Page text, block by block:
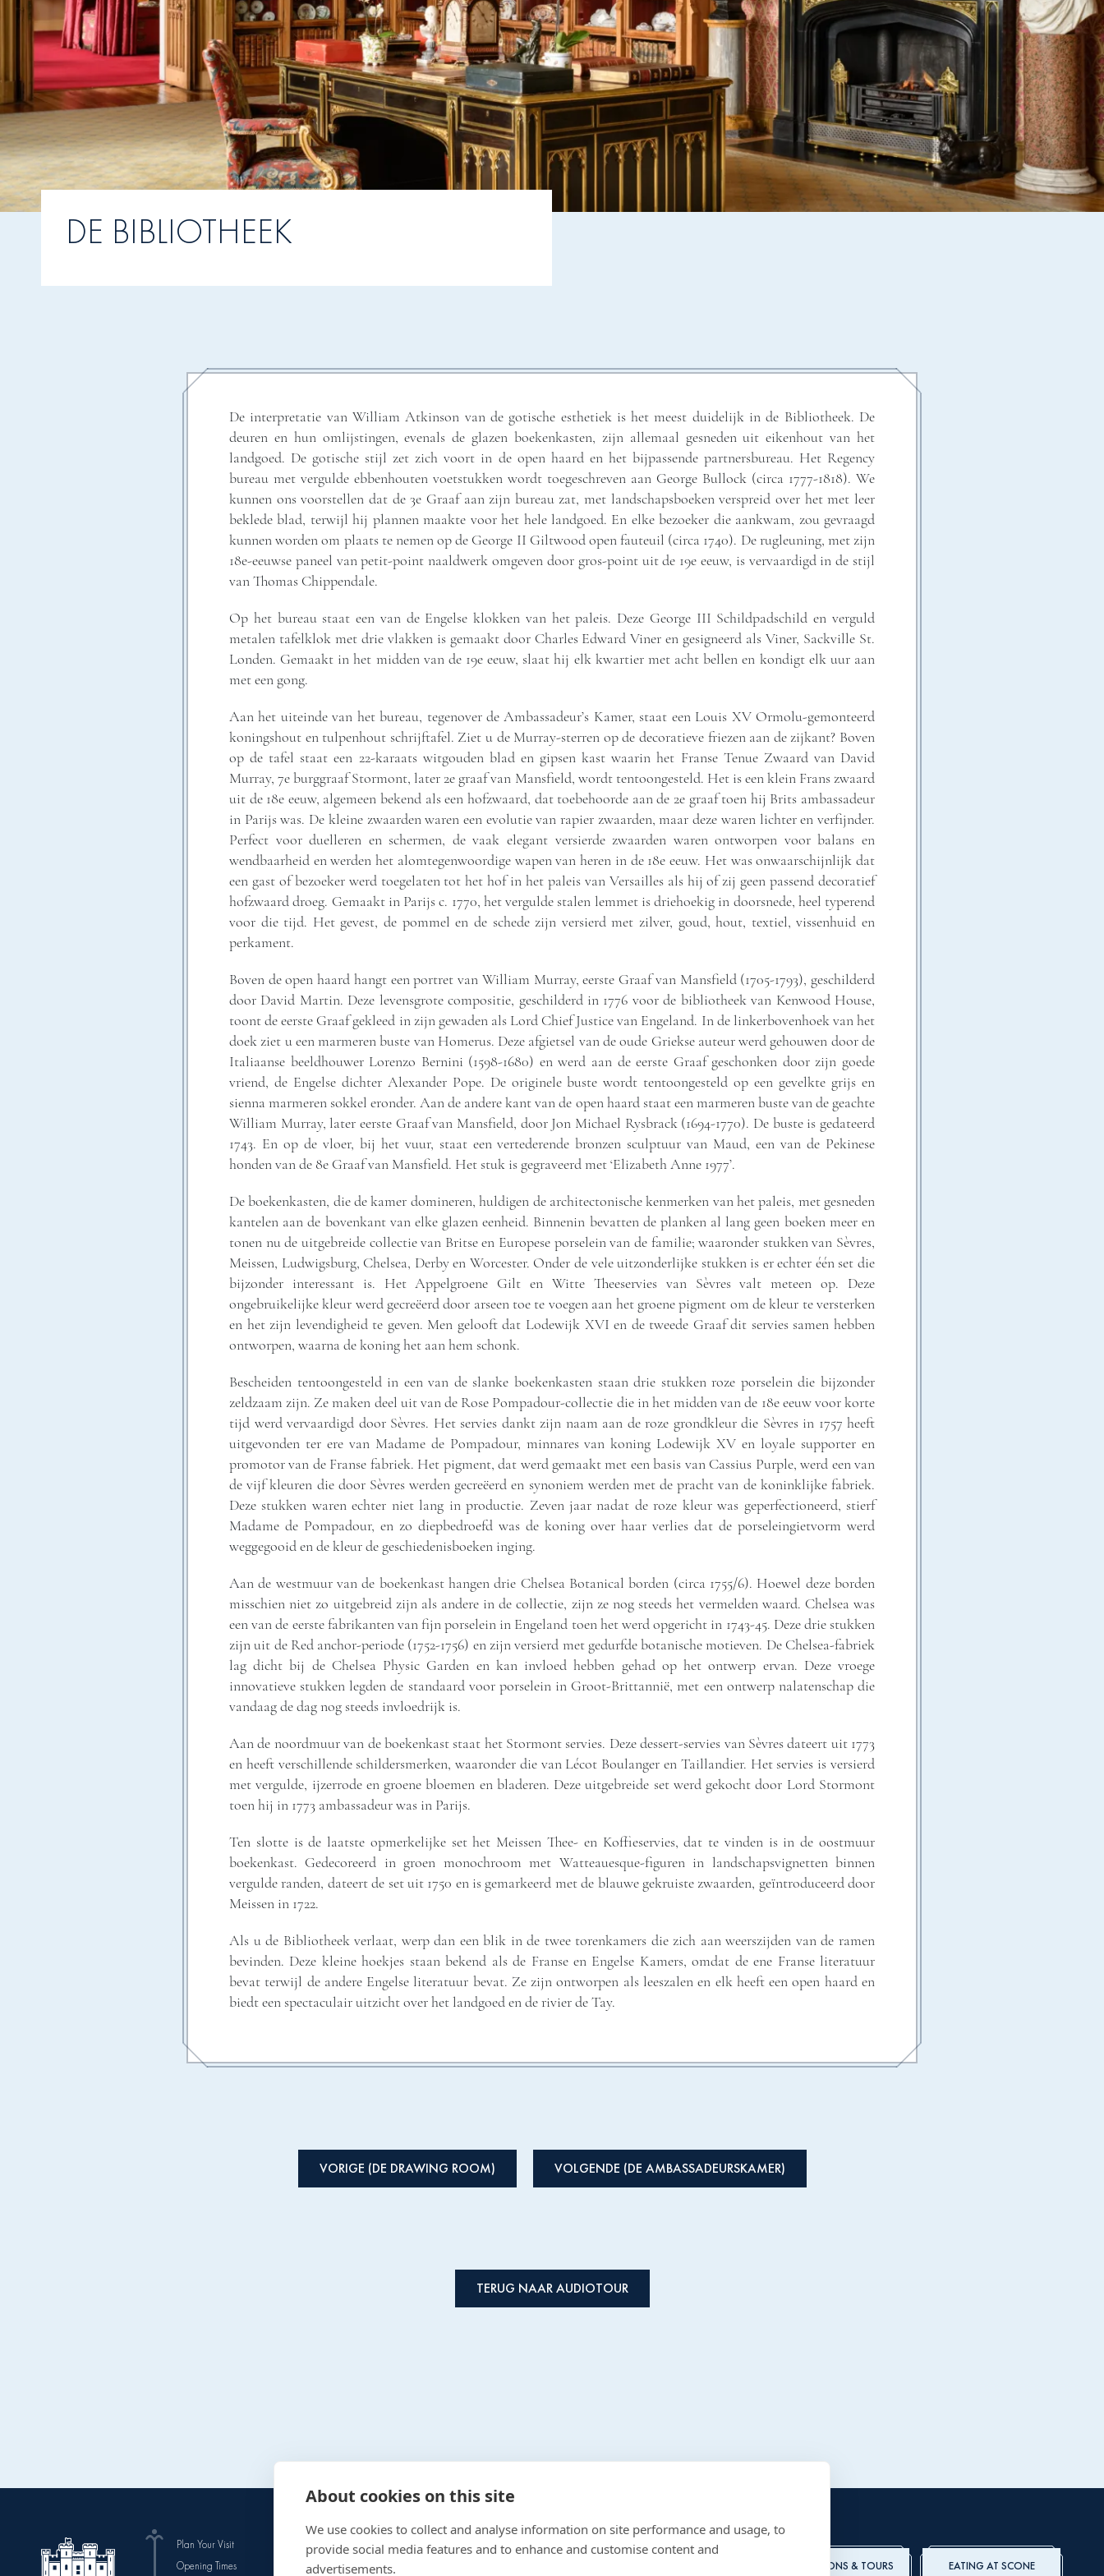
DE BIBLIOTHEEK
De interpretatie van William Atkinson van de gotische esthetiek is het meest duidelijk in de Bibliotheek. De
deuren en hun omlijstingen, evenals de glazen boekenkasten, zijn allemaal gesneden uit eikenhout van het
landgoed. De gotische stijl zet zich voort in de open haard en het bijpassende partnersbureau. Het Regency
bureau met vergulde ebbenhouten voetstukken wordt toegeschreven aan George Bullock (circa 1777-1818). We
kunnen ons voorstellen dat de 3e Graaf aan zijn bureau zat, met landschapsboeken verspreid over het met leer
beklede blad, terwijl hij plannen maakte voor het hele landgoed. En elke bezoeker die aankwam, zou gevraagd
kunnen worden om plaats te nemen op de George II Giltwood open fauteuil (circa 1740). De rugleuning, met zijn
18e-eeuwse paneel van petit-point naaldwerk omgeven door gros-point uit de 19e eeuw, is vervaardigd in de stijl
van Thomas Chippendale.
Op het bureau staat een van de Engelse klokken van het paleis. Deze George III Schildpadschild en verguld
metalen tafelklok met drie vlakken is gemaakt door Charles Edward Viner en gesigneerd als Viner, Sackville St.
Londen. Gemaakt in het midden van de 19e eeuw, slaat hij elk kwartier met acht bellen en kondigt elk uur aan
met een gong.
Aan het uiteinde van het bureau, tegenover de Ambassadeur’s Kamer, staat een Louis XV Ormolu-gemonteerd
koningshout en tulpenhout schrijftafel. Ziet u de Murray-sterren op de decoratieve friezen aan de zijkant? Boven
op de tafel staat een 22-karaats witgouden blad en gipsen kast waarin het Franse Tenue Zwaard van David
Murray, 7e burggraaf Stormont, later 2e graaf van Mansfield, wordt tentoongesteld. Het is een klein Frans zwaard
uit de 18e eeuw, algemeen bekend als een hofzwaard, dat toebehoorde aan de 2e graaf toen hij Brits ambassadeur
in Parijs was. De kleine zwaarden waren een evolutie van rapier zwaarden, maar deze waren lichter en verfijnder.
Perfect voor duelleren en schermen, de vaak elegant versierde zwaarden waren ontworpen voor balans en
wendbaarheid en werden het alomtegenwoordige wapen van heren in de 18e eeuw. Het was onwaarschijnlijk dat
een gast of bezoeker werd toegelaten tot het hof in het paleis van Versailles als hij of zij geen passend decoratief
hofzwaard droeg. Gemaakt in Parijs c. 1770, het vergulde stalen lemmet is driehoekig in doorsnede, heel typerend
voor die tijd. Het gevest, de pommel en de schede zijn versierd met zilver, goud, hout, textiel, vissenhuid en
perkament.
Boven de open haard hangt een portret van William Murray, eerste Graaf van Mansfield (1705-1793), geschilderd
door David Martin. Deze levensgrote compositie, geschilderd in 1776 voor de bibliotheek van Kenwood House,
toont de eerste Graaf gekleed in zijn gewaden als Lord Chief Justice van Engeland. In de linkerbovenhoek van het
doek ziet u een marmeren buste van Homerus. Deze afgietsel van de oude Griekse auteur werd gehouwen door de
Italiaanse beeldhouwer Lorenzo Bernini (1598-1680) en werd aan de eerste Graaf geschonken door zijn goede
vriend, de Engelse dichter Alexander Pope. De originele buste wordt tentoongesteld op een gevelkte grijs en
sienna marmeren sokkel eronder. Aan de andere kant van de open haard staat een marmeren buste van de geachte
William Murray, later eerste Graaf van Mansfield, door Jon Michael Rysbrack (1694-1770). De buste is gedateerd
1743. En op de vloer, bij het vuur, staat een vertederende bronzen sculptuur van Maud, een van de Pekinese
honden van de 8e Graaf van Mansfield. Het stuk is gegraveerd met ‘Elizabeth Anne 1977’.
De boekenkasten, die de kamer domineren, huldigen de architectonische kenmerken van het paleis, met gesneden
kantelen aan de bovenkant van elke glazen eenheid. Binnenin bevatten de planken al lang geen boeken meer en
tonen nu de uitgebreide collectie van Britse en Europese porselein van de familie; waaronder stukken van Sèvres,
Meissen, Ludwigsburg, Chelsea, Derby en Worcester. Onder de vele uitzonderlijke stukken is er echter één set die
bijzonder interessant is. Het Appelgroene Gilt en Witte Theeservies van Sèvres valt meteen op. Deze
ongebruikelijke kleur werd gecreëerd door arseen toe te voegen aan het groene pigment om de kleur te versterken
en het zijn levendigheid te geven. Men gelooft dat Lodewijk XVI en de tweede Graaf dit servies samen hebben
ontworpen, waarna de koning het aan hem schonk.
Bescheiden tentoongesteld in een van de slanke boekenkasten staan drie stukken roze porselein die bijzonder
zeldzaam zijn. Ze maken deel uit van de Rose Pompadour-collectie die in het midden van de 18e eeuw voor korte
tijd werd vervaardigd door Sèvres. Het servies dankt zijn naam aan de roze grondkleur die Sèvres in 1757 heeft
uitgevonden ter ere van Madame de Pompadour, minnares van koning Lodewijk XV en loyale supporter en
promotor van de Franse fabriek. Het pigment, dat werd gemaakt met een basis van Cassius Purple, werd een van
de vijf kleuren die door Sèvres werden gecreëerd en synoniem werden met de pracht van de koninklijke fabriek.
Deze stukken waren echter niet lang in productie. Zeven jaar nadat de roze kleur was geperfectioneerd, stierf
Madame de Pompadour, en zo diepbedroefd was de koning over haar verlies dat de porseleingietvorm werd
weggegooid en de kleur de geschiedenisboeken inging.
Aan de westmuur van de boekenkast hangen drie Chelsea Botanical borden (circa 1755/6). Hoewel deze borden
misschien niet zo uitgebreid zijn als andere in de collectie, zijn ze nog steeds het vermelden waard. Chelsea was
een van de eerste fabrikanten van fijn porselein in Engeland toen het werd opgericht in 1743-45. Deze drie stukken
zijn uit de Red anchor-periode (1752-1756) en zijn versierd met gedurfde botanische motieven. De Chelsea-fabriek
lag dicht bij de Chelsea Physic Garden en kan invloed hebben gehad op het ontwerp ervan. Deze vroege
innovatieve stukken legden de standaard voor porselein in Groot-Brittannië, met een ontwerp nalatenschap die
vandaag de dag nog steeds invloedrijk is.
Aan de noordmuur van de boekenkast staat het Stormont servies. Deze dessert-servies van Sèvres dateert uit 1773
en heeft verschillende schildersmerken, waaronder die van Lécot Boulanger en Taillandier. Het servies is versierd
met vergulde, ijzerrode en groene bloemen en bladeren. Deze uitgebreide set werd gekocht door Lord Stormont
toen hij in 1773 ambassadeur was in Parijs.
Ten slotte is de laatste opmerkelijke set het Meissen Thee- en Koffieservies, dat te vinden is in de oostmuur
boekenkast. Gedecoreerd in groen monochroom met Watteauesque-figuren in landschapsvignetten binnen
vergulde randen, dateert de set uit 1750 en is gemarkeerd met de blauwe gekruiste zwaarden, geïntroduceerd door
Meissen in 1722.
Als u de Bibliotheek verlaat, werp dan een blik in de twee torenkamers die zich aan weerszijden van de ramen
bevinden. Deze kleine hoekjes staan bekend als de Franse en Engelse Kamers, omdat de ene Franse literatuur
bevat terwijl de andere Engelse literatuur bevat. Ze zijn ontworpen als leeszalen en elk heeft een open haard en
biedt een spectaculair uitzicht over het landgoed en de rivier de Tay.
VORIGE (DE DRAWING ROOM) VOLGENDE (DE AMBASSADEURSKAMER)
TERUG NAAR AUDIOTOUR
Plan Your Visit
Opening Times
The Gardens
Events
Gallery
ADMISSIONS & TOURS EATING AT SCONE
About cookies on this site
We use cookies to collect and analyse information on site performance and usage, to
provide social media features and to enhance and customise content and
advertisements.